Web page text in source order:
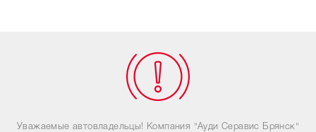
Уважаемые автовладельцы! Компания "Ауди Серавис Брянск"